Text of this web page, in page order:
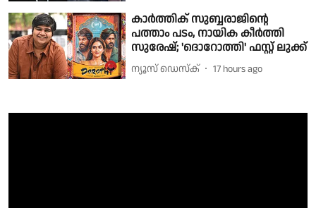
കാർത്തിക് സുബ്ബരാജിന്റെ
പത്താം പടം, നായിക കീർത്തി
സുരേഷ്; 'ദൊറോത്തി' ഫസ്റ്റ് ലുക്ക്
ന്യൂസ് ഡെസ്ക് 17 hours ago